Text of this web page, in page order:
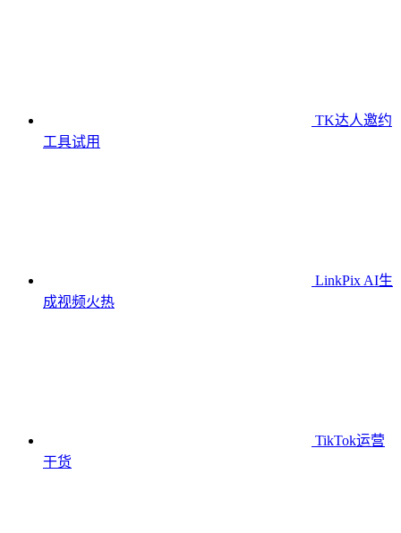
TK达人邀约
工具试用
LinkPix AI生
成视频火热
TikTok运营
干货